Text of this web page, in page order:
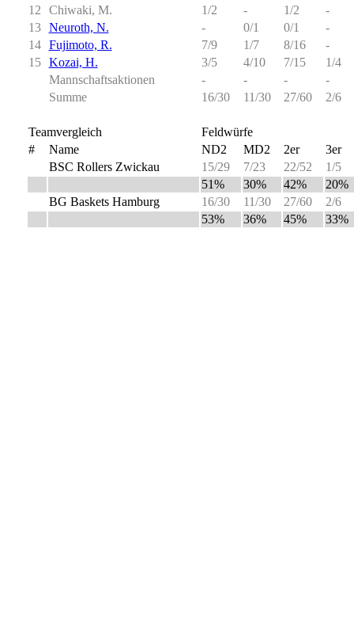
12
Chiwaki, M. 1/2 - 1/2
-
13
Neuroth, N. - 0/1 0/1
-
14
Fujimoto, R. 7/9 1/7 8/16
-
15
Kozai, H. 3/5 4/10 7/15
1/4
Mannschaftsaktionen
- - -
-
Summe
16/30 11/30 27/60 2/6
Teamvergleich
Feldwürfe
#
Name ND2 MD2 2er
3er
BSC Rollers Zwickau
15/29 7/23 22/52
1/5
51%
30% 42%
20%
BG Baskets Hamburg
16/30 11/30 27/60
2/6
53%
36% 45% 33%